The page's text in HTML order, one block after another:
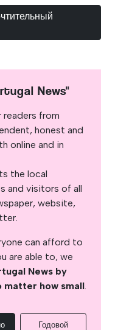
News"
from
honest and
online and in
the local
and visitors of all
website,
can afford to
are able to, we
News by
matter how small.
Годовой